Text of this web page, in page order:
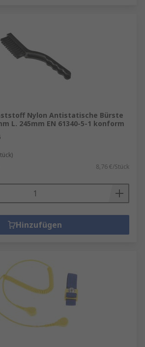
Nylon Antistatische Bürste
L. 245mm EN 61340-5-1 konform
8,76 €/Stück
Hinzufügen